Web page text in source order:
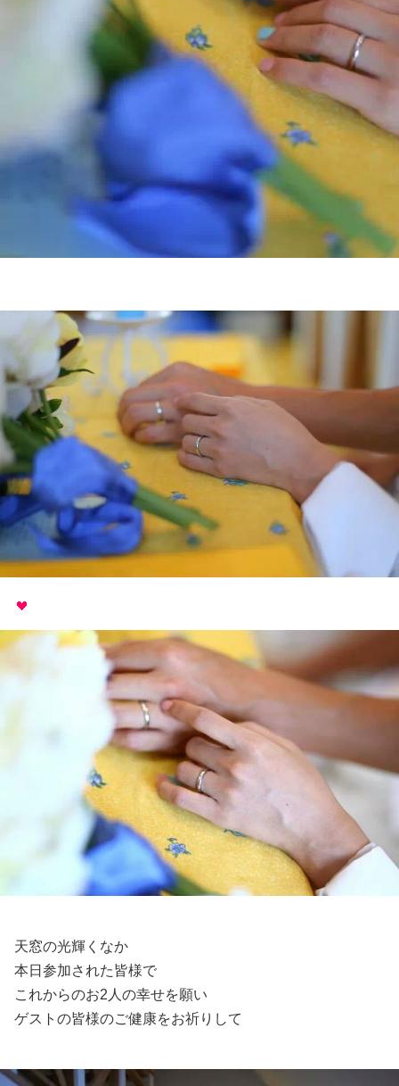
天窓の光輝くなか
本日参加された皆様で
これからのお2人の幸せを願い
ゲストの皆様のご健康をお祈りして